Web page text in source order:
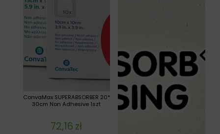
ConvaMax SUPERABSORBER 20*
30cm Non Adhesive 1szt
72,16 zł